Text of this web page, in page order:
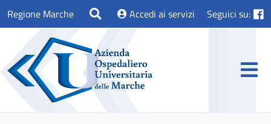
Regione Marche Accedi ai servizi Seguici su: